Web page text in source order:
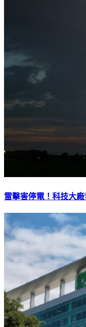
雷擊害停電！科技大